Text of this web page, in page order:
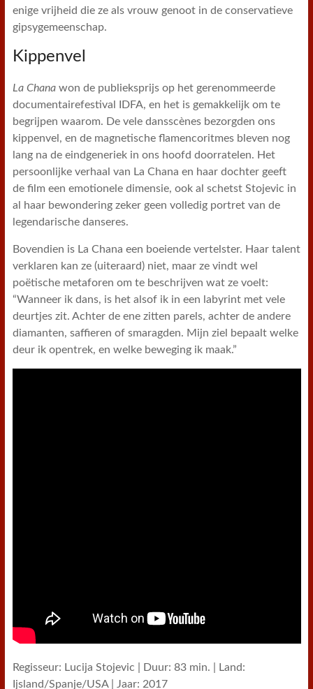
enige vrijheid die ze als vrouw genoot in de conservatieve
gipsygemeenschap.
Kippenvel
La Chanawon de publieksprijs op het gerenommeerde
documentairefestival IDFA, en het is gemakkelijk om te
begrijpen waarom. De vele dansscènes bezorgden ons
kippenvel, en de magnetische flamencoritmes bleven nog
lang na de eindgeneriek in ons hoofd doorratelen. Het
persoonlijke verhaal van La Chana en haar dochter geeft
de film een emotionele dimensie, ook al schetst Stojevic in
al haar bewondering zeker geen volledig portret van de
legendarische danseres.
Bovendien is La Chana een boeiende vertelster. Haar talent
verklaren kan ze (uiteraard) niet, maar ze vindt wel
poëtische metaforen om te beschrijven wat ze voelt:
“Wanneer ik dans, is het alsof ik in een labyrint met vele
deurtjes zit. Achter de ene zitten parels, achter de andere
diamanten, saffieren of smaragden. Mijn ziel bepaalt welke
deur ik opentrek, en welke beweging ik maak.”
Regisseur: Lucija Stojevic | Duur: 83 min. | Land:
Ijsland/Spanje/USA | Jaar: 2017